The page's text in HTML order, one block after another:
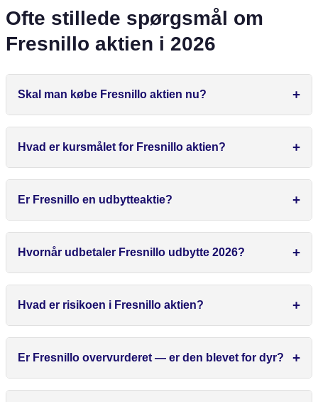
Ofte stillede spørgsmål om
Fresnillo aktien i 2026
Skal man købe Fresnillo aktien nu?
Hvad er kursmålet for Fresnillo aktien?
Er Fresnillo en udbytteaktie?
Hvornår udbetaler Fresnillo udbytte 2026?
Hvad er risikoen i Fresnillo aktien?
Er Fresnillo overvurderet — er den blevet for dyr?